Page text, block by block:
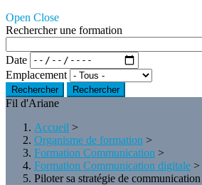
Open Close
Rechercher une formation
Date
Emplacement
Rechercher
Fil d'Ariane
Accueil >
Organisme de formation >
Formation Communication >
Formation Communication digitale >
Piloter sa stratégie de